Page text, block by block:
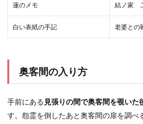
蓮のメモ 結ノ家
白い表紙の手記 老婆との
奥客間の入り方
手前にある 見張りの間で奥客間を覗いた
す。怨霊を倒したあと奥客間の扉を調べ